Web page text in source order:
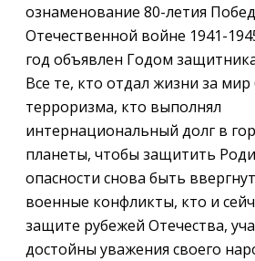
ознаменование 80-летия
Отечественной войне 1941-
год объявлен Годом
Все те, кто отдал жизни за
терроризма, кто выполнял
интернациональный долг в
планеты, чтобы защитить
опасности снова быть
военные конфликты, кто и
защите рубежей Отечества,
достойны уважения своего